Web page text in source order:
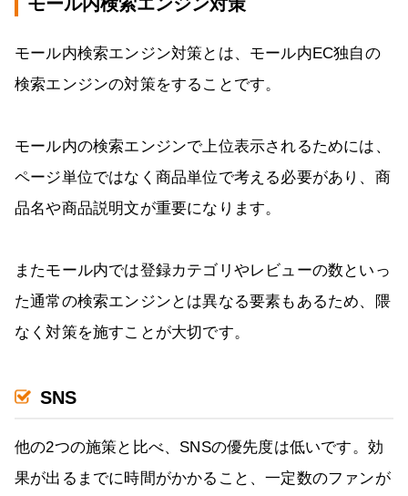
モール内検索エンジン対策とは、モール内EC独自の
検索エンジンの対策をすることです。
モール内の検索エンジンで上位表示されるためには、
ページ単位ではなく商品単位で考える必要があり、商
品名や商品説明文が重要になります。
またモール内では登録カテゴリやレビューの数といっ
た通常の検索エンジンとは異なる要素もあるため、隈
なく対策を施すことが大切です。
SNS
他の2つの施策と比べ、SNSの優先度は低いです。効
果が出るまでに時間がかかること、一定数のファンが